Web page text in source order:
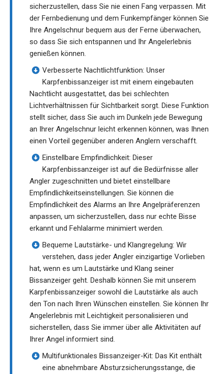
sicherzustellen, dass Sie nie einen Fang verpassen. Mit
der Fernbedienung und dem Funkempfänger können Sie
Ihre Angelschnur bequem aus der Ferne überwachen,
so dass Sie sich entspannen und Ihr Angelerlebnis
genießen können.
Verbesserte Nachtlichtfunktion: Unser
Karpfenbissanzeiger ist mit einem eingebauten
Nachtlicht ausgestattet, das bei schlechten
Lichtverhältnissen für Sichtbarkeit sorgt. Diese Funktion
stellt sicher, dass Sie auch im Dunkeln jede Bewegung
an Ihrer Angelschnur leicht erkennen können, was Ihnen
einen Vorteil gegenüber anderen Anglern verschafft.
Einstellbare Empfindlichkeit: Dieser
Karpfenbissanzeiger ist auf die Bedürfnisse aller
Angler zugeschnitten und bietet einstellbare
Empfindlichkeitseinstellungen. Sie können die
Empfindlichkeit des Alarms an Ihre Angelpräferenzen
anpassen, um sicherzustellen, dass nur echte Bisse
erkannt und Fehlalarme minimiert werden.
Bequeme Lautstärke- und Klangregelung: Wir
verstehen, dass jeder Angler einzigartige Vorlieben
hat, wenn es um Lautstärke und Klang seiner
Bissanzeiger geht. Deshalb können Sie mit unserem
Karpfenbissanzeiger sowohl die Lautstärke als auch
den Ton nach Ihren Wünschen einstellen. Sie können Ihr
Angelerlebnis mit Leichtigkeit personalisieren und
sicherstellen, dass Sie immer über alle Aktivitäten auf
Ihrer Angel informiert sind.
Multifunktionales Bissanzeiger-Kit: Das Kit enthält
eine abnehmbare Absturzsicherungsstange, die